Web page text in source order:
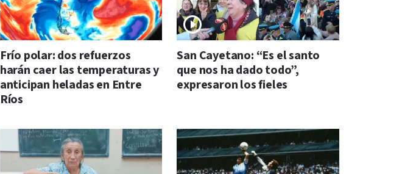
Frío polar: dos refuerzos
harán caer las temperaturas y
anticipan heladas en Entre
Ríos
San Cayetano: “Es el santo
que nos ha dado todo”,
expresaron los fieles